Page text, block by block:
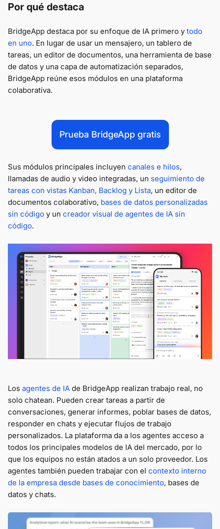
Por qué destaca
BridgeApp destaca por su enfoque de IA primero y todo
en uno. En lugar de usar un mensajero, un tablero de
tareas, un editor de documentos, una herramienta de base
de datos y una capa de automatización separados,
BridgeApp reúne esos módulos en una plataforma
colaborativa.
Prueba BridgeApp gratis
Sus módulos principales incluyen canales e hilos,
llamadas de audio y video integradas, un seguimiento de
tareas con vistas Kanban, Backlog y Lista, un editor de
documentos colaborativo, bases de datos personalizadas
sin código y un creador visual de agentes de IA sin
código.
Los agentes de IA de BridgeApp realizan trabajo real, no
solo chatean. Pueden crear tareas a partir de
conversaciones, generar informes, poblar bases de datos,
responder en chats y ejecutar flujos de trabajo
personalizados. La plataforma da a los agentes acceso a
todos los principales modelos de IA del mercado, por lo
que los equipos no están atados a un solo proveedor. Los
agentes también pueden trabajar con el contexto interno
de la empresa desde bases de conocimiento, bases de
datos y chats.